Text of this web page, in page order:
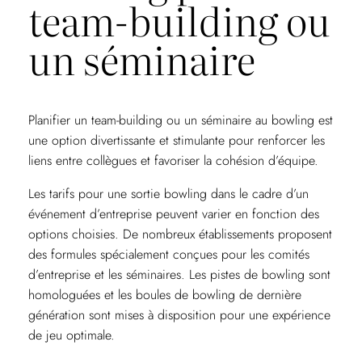
team-building ou
un séminaire
Planifier un team-building ou un séminaire au bowling est
une option divertissante et stimulante pour renforcer les
liens entre collègues et favoriser la cohésion d’équipe.
Les tarifs pour une sortie bowling dans le cadre d’un
événement d’entreprise peuvent varier en fonction des
options choisies. De nombreux établissements proposent
des formules spécialement conçues pour les comités
d’entreprise et les séminaires. Les pistes de bowling sont
homologuées et les boules de bowling de dernière
génération sont mises à disposition pour une expérience
de jeu optimale.